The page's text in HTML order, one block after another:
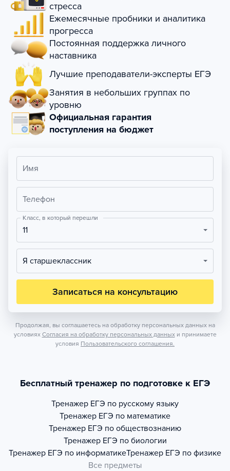
стресса
Ежемесячные пробники и аналитика
прогресса
Постоянная поддержка личного
наставника
Лучшие преподаватели-эксперты ЕГЭ
Занятия в небольших группах по
уровню
Официальная гарантия
поступления на бюджет
Имя
Телефон
Класс, в который перешли
11
Я старшеклассник
Записаться на консультацию
Продолжая, вы соглашаетесь на обработку персональных данных на
условиях Согласия на обработку персональных данных и принимаете
условия Пользовательского соглашения.
Бесплатный тренажер по подготовке к ЕГЭ
Тренажер ЕГЭ по русскому языку
Тренажер ЕГЭ по математике
Тренажер ЕГЭ по обществознанию
Тренажер ЕГЭ по биологии
Тренажер ЕГЭ по информатикеТренажер ЕГЭ по физике
Все предметы